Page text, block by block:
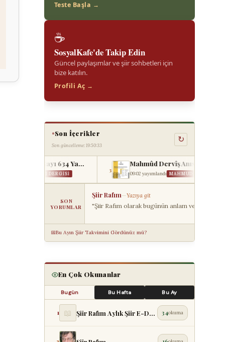
Teste Başla →
☕
SosyalKafe'de Takip Edin
Güncel paylaşımlar ve şiir sohbetleri için
bize katılın.
Profili Aç →
Son İçerikler
Son güncelleme: 19:50:33
↻
3
09:02 yayımlandı MAHMUD DERVIŞ
SON
YORUMLAR
Şiir Rafım—Yazıya git
"Şiir Rafım olarak bugünün anlam ve
📅Bu Ayın Şiir Takvimini Gördünüz mü?
En Çok Okunanlar
Bugün Bu Hafta Bu Ay
1 📖 Şiir Rafım Aylık Şiir E-Dergisi 34okuma